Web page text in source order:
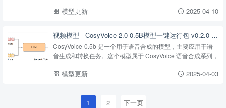
中的话语完全同步，产生更自然和真实的口型运...
模型更新 2025-04-10
视频模型 - ‌CosyVoice-2.0-0.5B模型一键运行包 v0.2.0 已发布
CosyVoice-0.5b 是一个用于语音合成的模型，主要应用于语
音生成和转换任务。这个模型属于 CosyVoice 语音合成系列，
别适用于需要自定义情感、语调和发音特征...
模型更新 2025-04-03
1 2 下一页